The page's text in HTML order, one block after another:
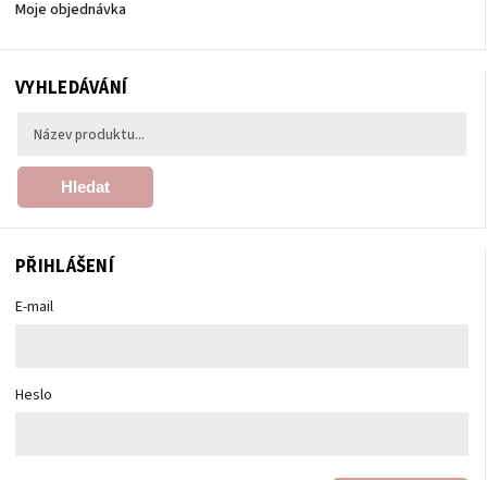
Moje objednávka
VYHLEDÁVÁNÍ
Hledat
PŘIHLÁŠENÍ
E-mail
Heslo